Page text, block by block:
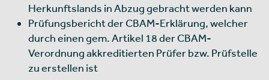
Herkunftslands in Abzug gebracht werden kann
Prüfungsbericht der CBAM-Erklärung, welcher
durch einen gem. Artikel 18 der CBAM-
Verordnung akkreditierten Prüfer bzw. Prüfstelle
zu erstellen ist